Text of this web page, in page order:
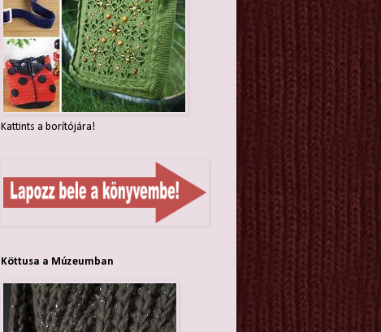
Kattints a borítójára!
Köttusa a Múzeumban